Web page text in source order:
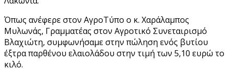
Όπως ανέφερε στον ΑγροΤύπο ο κ. Χαράλαμπος
Μυλωνάς, Γραμματέας στον Αγροτικό Συνεταιρισμό
Βλαχιώτη, συμφωνήσαμε στην πώληση ενός βυτίου
έξτρα παρθένου ελαιολάδου στην τιμή των 5,10 ευρώ το
κιλό.